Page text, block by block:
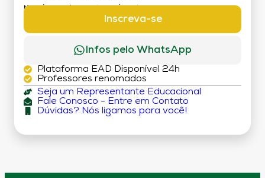
MATRÍCULA:
Inscreva-se
Infos pelo WhatsApp
Plataforma EAD Disponível 24h
Professores renomados
Seja um Representante Educacional
Fale Conosco - Entre em Contato
Dúvidas? Nós ligamos para você!